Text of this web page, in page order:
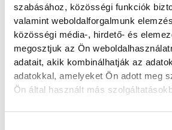
szabásához, közösségi funkciók
valamint weboldalforgalmunk
közösségi média-, hirdető- és
megosztjuk az Ön
adatait, akik kombinálhatják az
adatokkal, amelyeket Ön adott meg
Ön által használt más
verseny ígérete
- fogalmazott Hosszú, aki
úszás megtanította a
nehézségekkel szemben, a